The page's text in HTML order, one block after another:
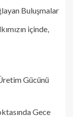
Buluşmalar
içinde,
Gücünü
Gece